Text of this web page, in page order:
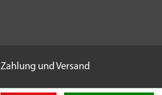
Zahlung und Versand